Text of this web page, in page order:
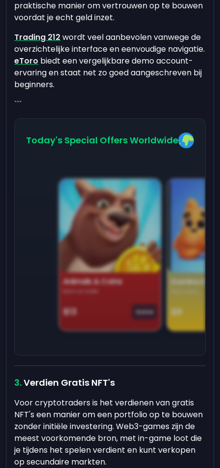
praktische manier om vertrouwen op te bouwen
voordat je echt geld inzet.
Trading 212 wordt veel aanbevolen vanwege de
overzichtelijke interface en eenvoudige navigatie.
eToro biedt een vergelijkbare demo account-
ervaring en staat net zo goed aangeschreven bij
beginners.
```
Today's Special Offers Worldwide
Animals & Coins
Earn on side
$13 Game
Domino
$9
Verdien Gratis NFT's
Voor cryptotraders is het verdienen van gratis
NFT's een manier om een portfolio op te bouwen
zonder initiële investering. Web3-games zijn de
meest voorkomende bron, met in-game loot die
je tijdens het spelen verdient en kunt verkopen
op secundaire markten.